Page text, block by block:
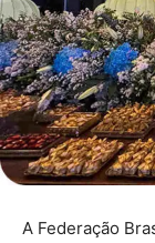
A Federação